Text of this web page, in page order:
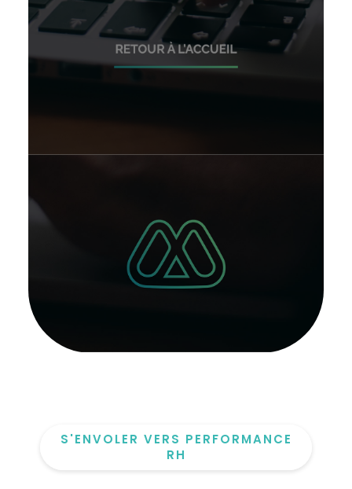
S'ENVOLER VERS PERFORMANCE
RH